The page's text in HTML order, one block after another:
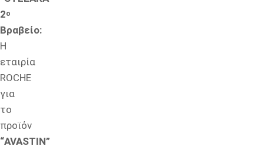
2ο
Βραβείο:
Η
εταιρία
ROCHE
για
το
προϊόν
“AVASTIN”